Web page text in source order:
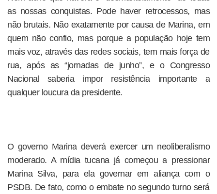
as nossas conquistas. Pode haver retrocessos, mas
não brutais. Não exatamente por causa de Marina, em
quem não confio, mas porque a população hoje tem
mais voz, através das redes sociais, tem mais força de
rua, após as “jornadas de junho”, e o Congresso
Nacional saberia impor resistência importante a
qualquer loucura da presidente.
O governo Marina deverá exercer um neoliberalismo
moderado. A mídia tucana já começou a pressionar
Marina Silva, para ela governar em aliança com o
PSDB. De fato, como o embate no segundo turno será